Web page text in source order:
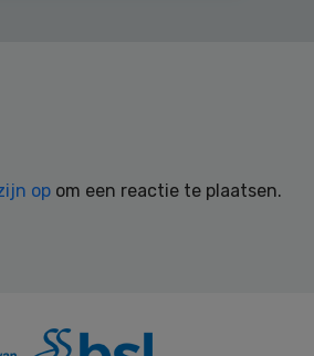
op om een reactie te plaatsen.